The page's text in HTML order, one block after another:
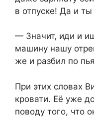
в отпуске! Да и
— Значит, иди и
машину нашу
же и разбил по
При этих словах
кровати. Её уже
поводу того, что